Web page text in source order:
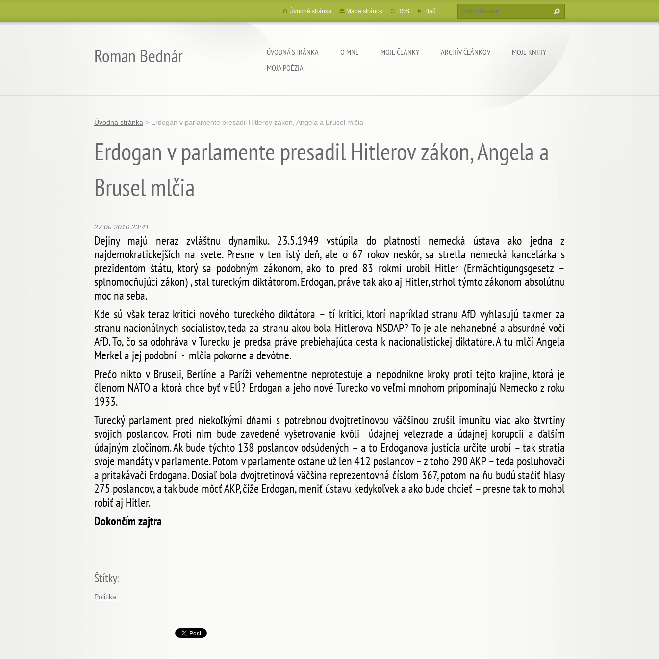
Roman Bednár ÚVODNÁ STRÁNKA O MNE MOJE ČLÁNKY ARCHÍV ČLÁNKOV
MOJE KNIHY
MOJA POÉZIA
Úvodná stránka Mapa stránok RSS Tlač
Úvodná stránka > Erdogan v parlamente presadil Hitlerov zákon, Angela a Brusel mlčia
Erdogan v parlamente presadil Hitlerov zákon, Angela a
Brusel mlčia
27.05.2016 23:41
Dejiny majú neraz zvláštnu dynamiku. 23.5.1949 vstúpila do platnosti nemecká ústava ako jedna z
najdemokratickejších na svete. Presne v ten istý deň, ale o 67 rokov neskôr, sa stretla nemecká kancelárka s
prezidentom štátu, ktorý sa podobným zákonom, ako to pred 83 rokmi urobil Hitler (Ermächtigungsgesetz –
splnomocňujúci zákon) , stal tureckým diktátorom. Erdogan, práve tak ako aj Hitler, strhol týmto zákonom absolútnu
moc na seba.
Kde sú však teraz kritici nového tureckého diktátora – tí kritici, ktorí napríklad stranu AfD vyhlasujú takmer za
stranu nacionálnych socialistov, teda za stranu akou bola Hitlerova NSDAP? To je ale nehanebné a absurdné voči
AfD. To, čo sa odohráva v Turecku je predsa práve prebiehajúca cesta k nacionalistickej diktatúre. A tu mlčí Angela
Merkel a jej podobní - mlčia pokorne a devótne.
Prečo nikto v Bruseli, Berlíne a Paríži vehementne neprotestuje a nepodnikne kroky proti tejto krajine, ktorá je
členom NATO a ktorá chce byť v EÚ? Erdogan a jeho nové Turecko vo veľmi mnohom pripomínajú Nemecko z roku
1933.
Turecký parlament pred niekoľkými dňami s potrebnou dvojtretinovou väčšinou zrušil imunitu viac ako štvrtiny
svojich poslancov. Proti nim bude zavedené vyšetrovanie kvôli údajnej velezrade a údajnej korupcii a ďalším
údajným zločinom. Ak bude týchto 138 poslancov odsúdených – a to Erdoganova justícia určite urobí – tak stratia
svoje mandáty v parlamente. Potom v parlamente ostane už len 412 poslancov – z toho 290 AKP – teda posluhovači
a pritakávači Erdogana. Dosiaľ bola dvojtretinová väčšina reprezentovná číslom 367, potom na ňu budú stačiť hlasy
275 poslancov, a tak bude môcť AKP, čiže Erdogan, meniť ústavu kedykoľvek a ako bude chcieť – presne tak to mohol
robiť aj Hitler.
Dokončím zajtra
Štítky:
Politika